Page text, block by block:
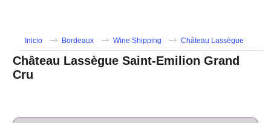
Inicio Bordeaux Wine Shipping Château Lassègue
Château Lassègue Saint-Emilion Grand
Cru